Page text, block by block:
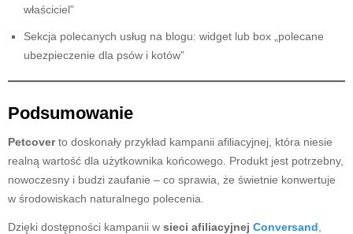
właściciel”
Sekcja polecanych usług na blogu: widget lub box „polecane
ubezpieczenie dla psów i kotów”
Podsumowanie
Petcoverto doskonały przykład kampanii afiliacyjnej, która niesie
realną wartość dla użytkownika końcowego. Produkt jest potrzebny,
nowoczesny i budzi zaufanie – co sprawia, że świetnie konwertuje
w środowiskach naturalnego polecenia.
Dzięki dostępności kampanii w sieci afiliacyjnej Conversand